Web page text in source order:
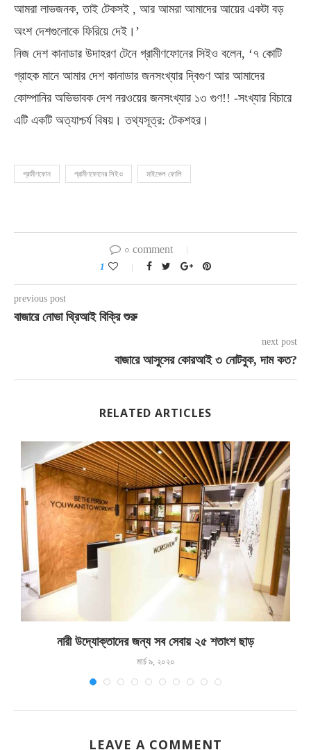
‌‌আমরা লাভজনক, তাই টেকসই , আর আমরা আমাদের আয়ের একটা বড়
অংশ দেশগুলোকে ফিরিয়ে দেই।’
নিজ দেশ কানাডার উদাহরণ টেনে গ্রামীণফোনের সিইও বলেন, ‘৭ কোটি
গ্রাহক মানে আমার দেশ কানাডার জনসংখ্যার দ্বিগুণ আর আমাদের
কোম্পানির অভিভাবক দেশ নরওয়ের জনসংখ্যার ১৩ গুণ!! -সংখ্যার বিচারে
এটি একটি অত্যাশ্চর্য বিষয়। তথ্যসূত্র: টেকশহর।
গ্রামীণফোন গ্রামীণফোনের সিইও মাইকেল ফোলি
০ comment
1
previous post
বাজারে নোভা থ্রিআই বিক্রি শুরু
next post
বাজারে আসুসের কোরআই ৩ নোটবুক, দাম কত?
RELATED ARTICLES
নারী উদ্যোক্তাদের জন্য সব সেবায় ২৫ শতাংশ ছাড়
মার্চ ৯, ২০২০
LEAVE A COMMENT